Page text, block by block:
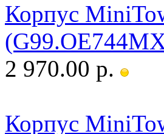
Корпус
2 970.00 р.
Корпус